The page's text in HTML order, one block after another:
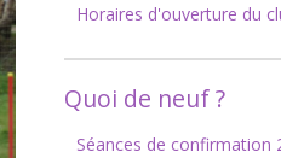
Horaires d'ouverture du
Quoi de neuf ?
Séances de confirmation